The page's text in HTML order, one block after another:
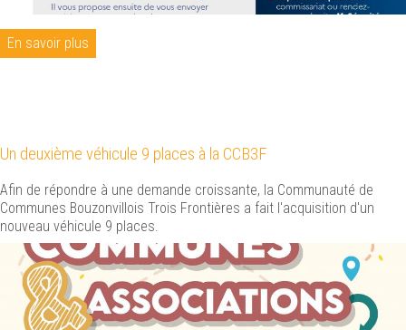
En savoir plus
Un deuxième véhicule 9 places à la CCB3F
Afin de répondre à une demande croissante, la Communauté de
Communes Bouzonvillois Trois Frontières a fait l'acquisition d'un
nouveau véhicule 9 places.